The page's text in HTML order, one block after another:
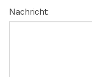
Nachricht: